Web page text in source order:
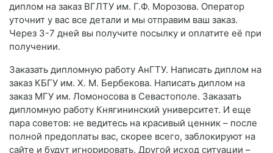
диплом на заказ ВГЛТУ им. Г.Ф. Морозова. Оператор
уточнит у вас все детали и мы отправим ваш заказ.
Через 3-7 дней вы получите посылку и оплатите её при
получении.
Заказать дипломную работу АнГТУ. Написать диплом на
заказ КБГУ им. Х. М. Бербекова. Написать диплом на
заказ МГУ им. Ломоносова в Севастополе. Заказать
дипломную работу Княгининский университет. И еще
пара советов: не ведитесь на красивый ценник – после
полной предоплаты вас, скорее всего, заблокируют на
сайте и будут игнорировать. Другой исход ситуации –